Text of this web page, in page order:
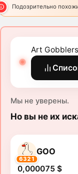
Подозрительно
Art
Мы не уверены.
Но вы не их
6321
GOO
0,000075 $